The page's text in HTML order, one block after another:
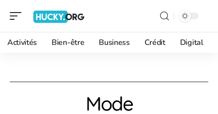
Activités Bien-être Business Crédit Digital
Mode